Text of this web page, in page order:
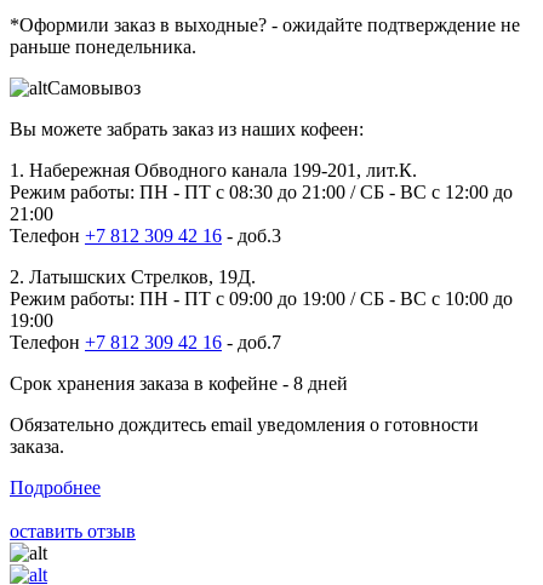
*Оформили заказ в выходные? - ожидайте подтверждение не
раньше понедельника.
Самовывоз
Вы можете забрать заказ из наших кофеен:
1. Набережная Обводного канала 199-201, лит.К.
Режим работы: ПН - ПТ с 08:30 до 21:00 / СБ - ВС с 12:00 до
21:00
Телефон +7 812 309 42 16 - доб.3
2. Латышских Стрелков, 19Д.
Режим работы: ПН - ПТ с 09:00 до 19:00 / СБ - ВС с 10:00 до
19:00
Телефон +7 812 309 42 16 - доб.7
Срок хранения заказа в кофейне - 8 дней
Обязательно дождитесь email уведомления о готовности
заказа.
Подробнее
оставить отзыв